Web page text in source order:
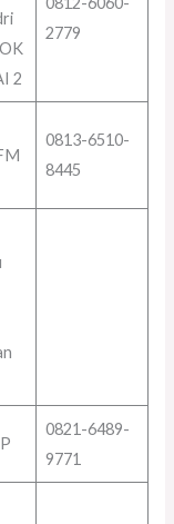
2
2779
0813-6510-
8445
0821-6489-
9771